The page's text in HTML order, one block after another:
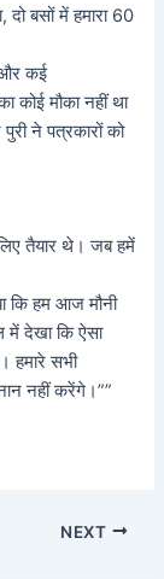
दो बसों में हमारा 60
कई
कोई मौका नहीं था
ने पत्रकारों को
तैयार थे। जब हमें
कि हम आज मौनी
में देखा कि ऐसा
हमारे सभी
नहीं करेंगे।””
NEXT